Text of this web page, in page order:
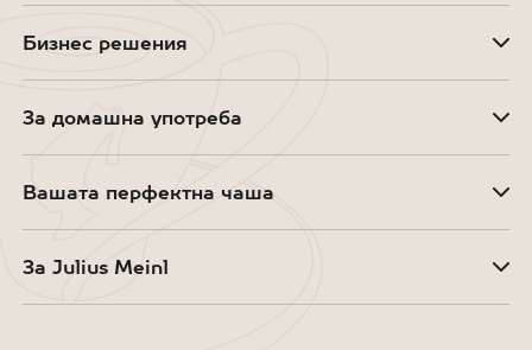
Бизнес решения
За домашна употреба
Вашата перфектна чаша
За Julius Meinl